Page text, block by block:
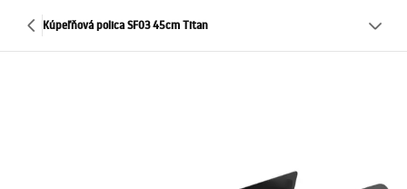
Kúpeľňová polica SF03 45cm Titan